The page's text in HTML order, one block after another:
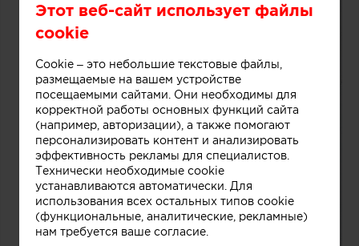
Этот веб-сайт использует файлы
cookie
Cookie – это небольшие текстовые файлы,
размещаемые на вашем устройстве
посещаемыми сайтами. Они необходимы для
корректной работы основных функций сайта
(например, авторизации), а также помогают
персонализировать контент и анализировать
эффективность рекламы для специалистов.
Технически необходимые cookie
устанавливаются автоматически. Для
использования всех остальных типов cookie
(функциональные, аналитические, рекламные)
нам требуется ваше согласие.